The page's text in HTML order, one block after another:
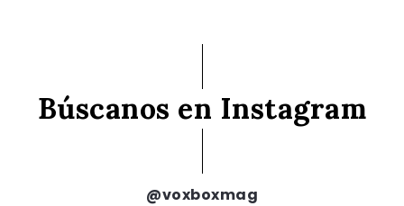
Búscanos en Instagram
@voxboxmag